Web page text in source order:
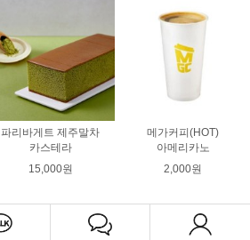
파리바게트 제주말차
카스테라
15,000원
메가커피(HOT)
아메리카노
2,000원